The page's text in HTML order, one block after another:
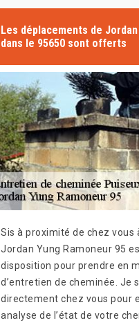
Les déplacements de Jordan
dans le 95650 sont offerts
Sis à proximité de chez vous
Jordan Yung Ramoneur 95
disposition pour prendre en
d’entretien de cheminée. Je
directement chez vous pour
analyse de l’état de votre